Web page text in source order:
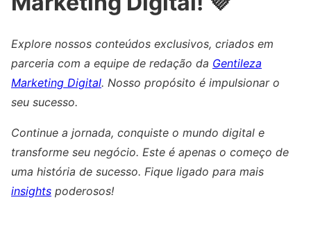
Explore nossos conteúdos exclusivos, criados em
parceria com a equipe de redação da Gentileza
Marketing Digital. Nosso propósito é impulsionar o
seu sucesso.
Continue a jornada, conquiste o mundo digital e
transforme seu negócio. Este é apenas o começo de
uma história de sucesso. Fique ligado para mais
insights poderosos!